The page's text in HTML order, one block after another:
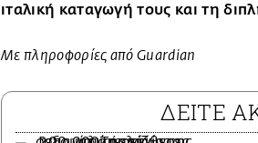
ιταλική καταγωγή τους και τη
Με πληροφορίες από Guardian
ΔΕΙΤΕ